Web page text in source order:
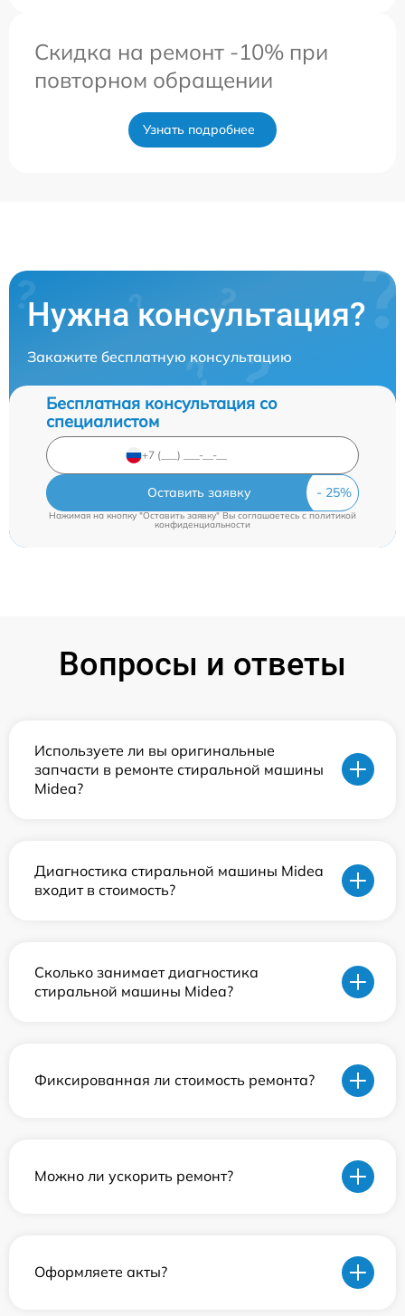
Скидка на ремонт -10% при
повторном обращении
Узнать подробнее
Нужна консультация?
Закажите бесплатную консультацию
Бесплатная консультация со
специалистом
Оставить заявку
Нажимая на кнопку "Оставить заявку" Вы соглашаетесь cполитикой
конфиденциальности
Вопросы и ответы
Используете ли вы оригинальные
запчасти в ремонте стиральной машины
Midea?
Диагностика стиральной машины Midea
входит в стоимость?
Сколько занимает диагностика
стиральной машины Midea?
Фиксированная ли стоимость ремонта?
Можно ли ускорить ремонт?
Оформляете акты?